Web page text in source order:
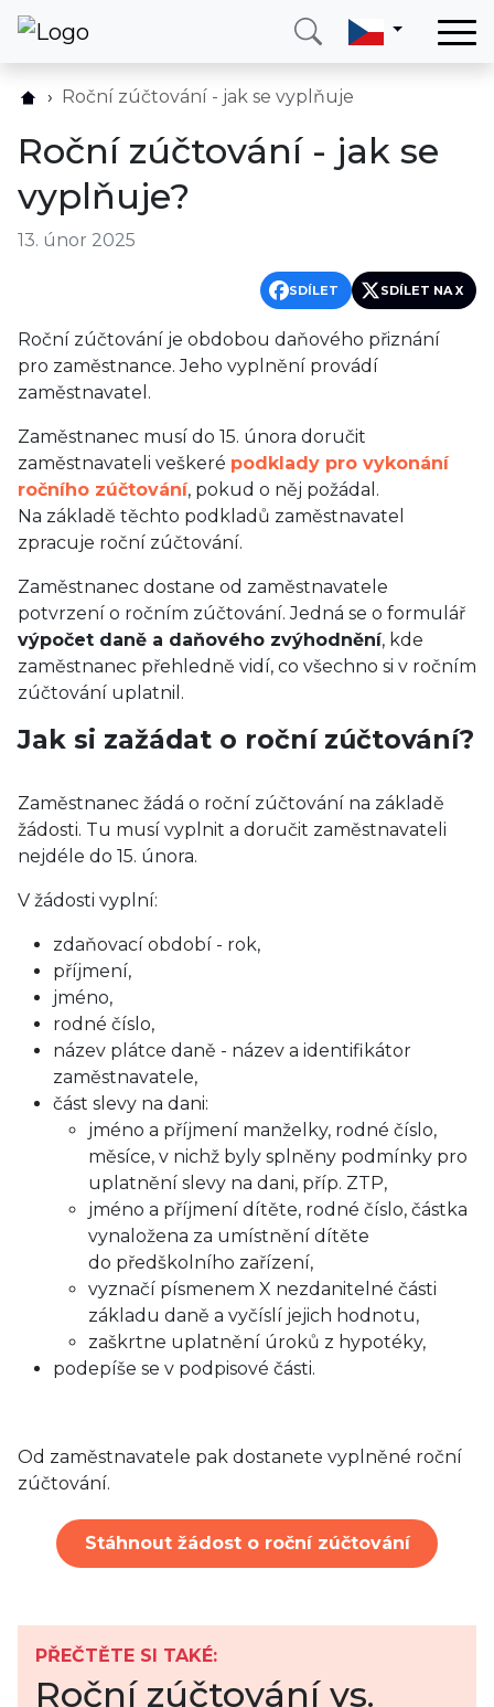
Země
O nás
Blog
Zavolejte mi Přihlásit se
Roční zúčtování - jak se vyplňuje
Roční zúčtování - jak se
vyplňuje?
13. únor 2025
SDÍLET SDÍLET NA X
Roční zúčtování je obdobou daňového přiznání
pro zaměstnance. Jeho vyplnění provádí
zaměstnavatel.
Zaměstnanec musí do 15. února doručit
zaměstnavateli veškeré podklady pro vykonání
ročního zúčtování, pokud o něj požádal.
Na základě těchto podkladů zaměstnavatel
zpracuje roční zúčtování.
Zaměstnanec dostane od zaměstnavatele
potvrzení o ročním zúčtování. Jedná se o formulář
výpočet daně a daňového zvýhodnění, kde
zaměstnanec přehledně vidí, co všechno si v ročním
zúčtování uplatnil.
Jak si zažádat o roční zúčtování?
Zaměstnanec žádá o roční zúčtování na základě
žádosti. Tu musí vyplnit a doručit zaměstnavateli
nejdéle do 15. února.
V žádosti vyplní:
zdaňovací období - rok,
příjmení,
jméno,
rodné číslo,
název plátce daně - název a identifikátor
zaměstnavatele,
část slevy na dani:
jméno a příjmení manželky, rodné číslo,
měsíce, v nichž byly splněny podmínky pro
uplatnění slevy na dani, příp. ZTP,
jméno a příjmení dítěte, rodné číslo, částka
vynaložena za umístnění dítěte
do předškolního zařízení,
vyznačí písmenem X nezdanitelné části
základu daně a vyčíslí jejich hodnotu,
zaškrtne uplatnění úroků z hypotéky,
podepíše se v podpisové části.
Od zaměstnavatele pak dostanete vyplněné roční
zúčtování.
Stáhnout žádost o roční zúčtování
PŘEČTĚTE SI TAKÉ:
Roční zúčtování vs.